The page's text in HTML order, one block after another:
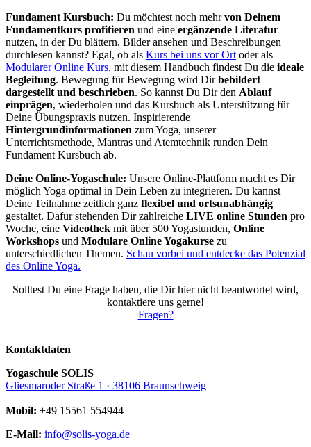
Fundament Kursbuch: Du möchtest noch mehrvon Deinem
Fundamentkurs profitieren und eine ergänzende Literatur
nutzen, in der Du blättern, Bilder ansehen und Beschreibungen
durchlesen kannst? Egal, ob als Kurs bei uns vor Ort oder als
Modularer Online Kurs, mit diesem Handbuch findest Du die ideale
Begleitung. Bewegung für Bewegung wird Dirbebildert
dargestellt und beschrieben. So kannst Du Dir den Ablauf
einprägen, wiederholen und das Kursbuch als Unterstützung für
Deine Übungspraxis nutzen. Inspirierende
Hintergrundinformationen zum Yoga, unserer
Unterrichtsmethode, Mantras und Atemtechnik runden Dein
Fundament Kursbuch ab.
Deine Online-Yogaschule: Unsere Online-Plattform macht es Dir
möglich Yoga optimal in Dein Leben zu integrieren. Du kannst
Deine Teilnahme zeitlich ganz flexibel und ortsunabhängig
gestaltet. Dafür stehenden Dir zahlreiche LIVE online Stunden pro
Woche, eine Videothek mit über 500 Yogastunden, Online
Workshops und Modulare Online Yogakurse zu
unterschiedlichen Themen. Schau vorbei und entdecke das Potenzial
des Online Yoga.
Solltest Du eine Frage haben, die Dir hier nicht beantwortet wird,
kontaktiere uns gerne!
Fragen?
Kontaktdaten
Yogaschule SOLIS
Gliesmaroder Straße 1 · 38106 Braunschweig
Mobil: +49 15561 554944
E-Mail: info@solis-yoga.de